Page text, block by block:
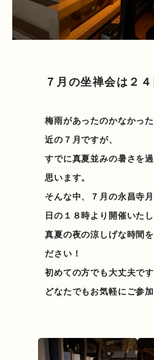
７月の坐禅会は２４
梅雨があったのかなかっ
近の７月ですが、
すでに真夏並みの暑さを
思います。
そんな中、７月の永昌寺
日の１８時より開催いたし
真夏の夜の涼しげな時間
ださい！
初めての方でも大丈夫です
どなたでもお気軽にご参